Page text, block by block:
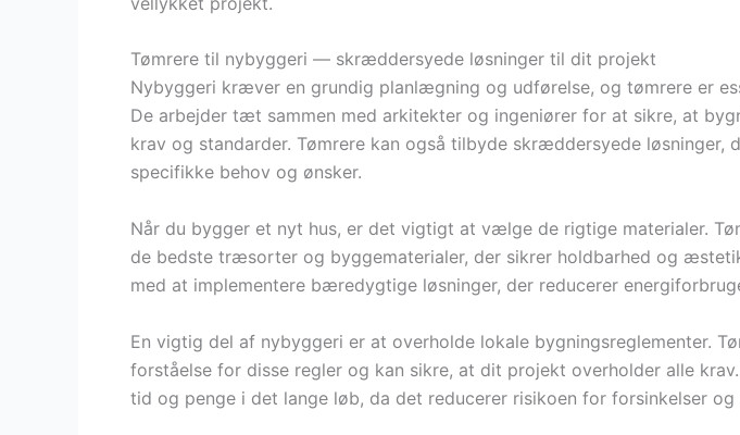
Tømrere til nybyggeri — skræddersyede løsninger til dit projekt
Nybyggeri kræver en grundig planlægning og udførelse, og tømrere er
De arbejder tæt sammen med arkitekter og ingeniører for at sikre, at
krav og standarder. Tømrere kan også tilbyde skræddersyede løsninger,
specifikke behov og ønsker.
Når du bygger et nyt hus, er det vigtigt at vælge de rigtige materialer.
de bedste træsorter og byggematerialer, der sikrer holdbarhed og
med at implementere bæredygtige løsninger, der reducerer
En vigtig del af nybyggeri er at overholde lokale bygningsreglementer.
forståelse for disse regler og kan sikre, at dit projekt overholder alle
tid og penge i det lange løb, da det reducerer risikoen for forsinkelser og